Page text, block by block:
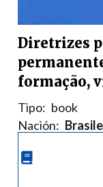
Diretrizes
formação,
Tipo: book
Nación: Brasile